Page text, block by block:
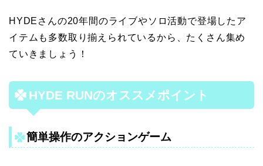
HYDEさんの20年間のライブやソロ活動で登場したア
イテムも多数取り揃えられているから、たくさん集め
ていきましょう！
HYDE RUNのオススメポイント
簡単操作のアクションゲーム